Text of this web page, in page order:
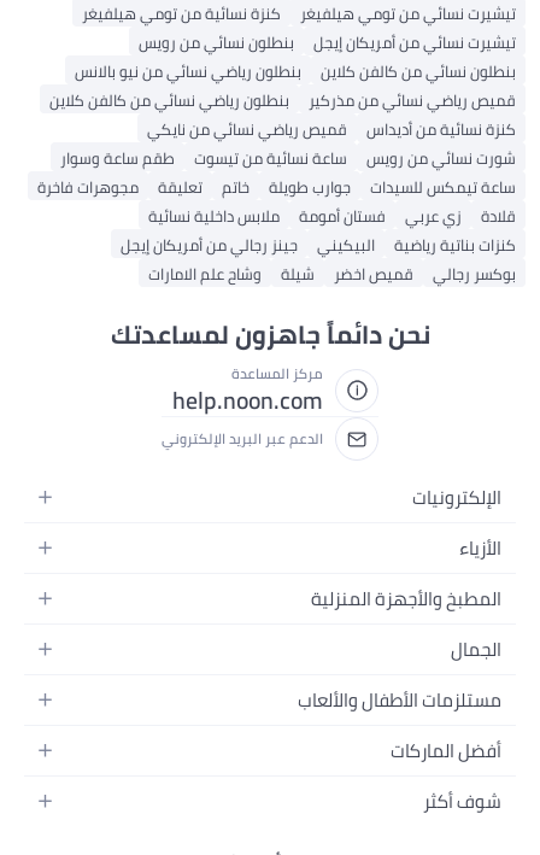
تيشيرت نسائي من تومي هيلفيغر
كنزة نسائية من تومي هيلفيغر
تيشيرت نسائي من أمريكان إيجل
بنطلون نسائي من رويس
بنطلون نسائي من كالفن كلاين
بنطلون رياضي نسائي من نيو بالانس
قميص رياضي نسائي من مذركير
بنطلون رياضي نسائي من كالفن كلاين
كنزة نسائية من أديداس
قميص رياضي نسائي من نايكي
شورت نسائي من رويس
ساعة نسائية من تيسوت
طقم ساعة وسوار
ساعة تيمكس للسيدات
جوارب طويلة خاتم تعليقة
مجوهرات فاخرة
قلادة
زي عربي فستان أمومة
ملابس داخلية نسائية
كنزات بناتية رياضية
البيكيني
جينز رجالي من أمريكان إيجل
بوكسر رجالي
قميص اخضر شيلة وشاح علم الامارات
نحن دائماً جاهزون لمساعدتك
مركز المساعدة
help.noon.com
الدعم عبر البريد الإلكتروني
الإلكترونيات
الجوالات
اللابتوبات
الأجهزة المنزلية
التلفزيونات
السماعات
ألعاب القيمنق
الأزياء
أزياء نسائية
أزياء البنات
أزياء الأولاد
المجوهرات
حقائب نسائية
المطبخ والأجهزة المنزلية
الحمام
المطبخ والسفرة
أدوات وتحسين المنزل
الأثاث
الجمال
العطور
العناية بالشعر
العناية بالبشرة
مستلزمات الأطفال والألعاب
الحفاضات
الرضاعة والتغذية
أفضل الماركات
سامسونج
شوف أكثر